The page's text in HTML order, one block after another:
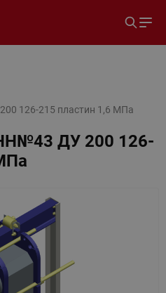
126-215 пластин 1,6 МПа
ДУ 200 126-